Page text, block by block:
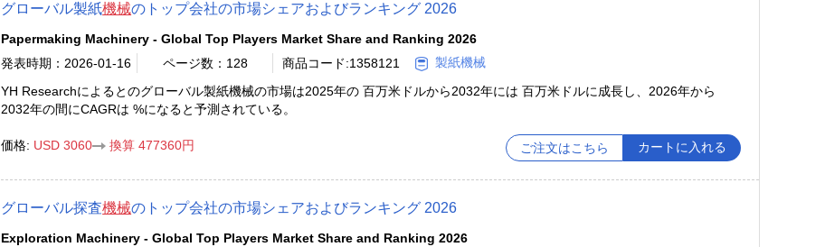
グローバル製紙機械のトップ会社の市場シェアおよびランキング 2026
Papermaking Machinery - Global Top Players Market Share and Ranking 2026
発表時期：2026-01-16
ページ数：128 商品コード:1358121
製紙機械
YH Researchによるとのグローバル製紙機械の市場は2025年の 百万米ドルから2032年には 百万米ドルに成長し、2026年から
2032年の間にCAGRは %になると予測されている。
価格: USD 3060 換算 477360円 ご注文はこちら カートに入れる
グローバル探査機械のトップ会社の市場シェアおよびランキング 2026
Exploration Machinery - Global Top Players Market Share and Ranking 2026